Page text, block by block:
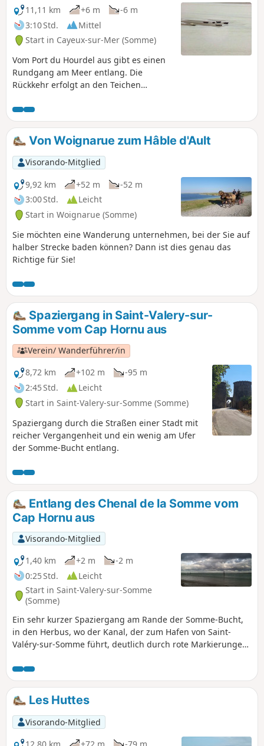
11,11 km
+6 m
-6 m
3:10 Std.
Mittel
Start in Cayeux-sur-Mer (Somme)
Vom Port du Hourdel aus gibt es einen
Rundgang am Meer entlang. Die
Rückkehr erfolgt an den Teichen
"Maison des Oiseaux" (Vogelhaus).
Wichtiger Hinweis: Auch in der
Nebensaison ist das Parken in Le
Hourdel kostenpflichtig. Allerdings war
der Parkplatz zwischen (3) und (4)
während unserer Wanderung kostenlos.
Sie können von daher die Wandertour
auch ab da starten.
Von Woignarue zum Hâble d'Ault
Visorando-Mitglied
9,92 km
+52 m
-52 m
3:00 Std.
Leicht
Start in Woignarue (Somme)
Sie möchten eine Wanderung unternehmen, bei der Sie auf
halber Strecke baden können? Dann ist dies genau das
Richtige für Sie!
Spaziergang in Saint-Valery-sur-
Somme vom Cap Hornu aus
Verein/ Wanderführer/in
8,72 km
+102 m
-95 m
2:45 Std.
Leicht
Start in Saint-Valery-sur-Somme (Somme)
Spaziergang durch die Straßen einer Stadt mit
reicher Vergangenheit und ein wenig am Ufer
der Somme-Bucht entlang.
Entlang des Chenal de la Somme vom
Cap Hornu aus
Visorando-Mitglied
1,40 km
+2 m
-2 m
0:25 Std.
Leicht
Start in Saint-Valery-sur-Somme
(Somme)
Ein sehr kurzer Spaziergang am Rande der Somme-Bucht,
in den Herbus, wo der Kanal, der zum Hafen von Saint-
Valéry-sur-Somme führt, deutlich durch rote Markierungen
geht) und grüne Markierungen auf der Steuerbordseite
gekennzeichnet ist. Bevor Sie diese Wanderung
unternehmen, sollten Sie sich über die Gezeitenzeiten und -
koeffizienten informieren (siehe praktische Informationen).
Les Huttes
Visorando-Mitglied
12,80 km
+72 m -79 m